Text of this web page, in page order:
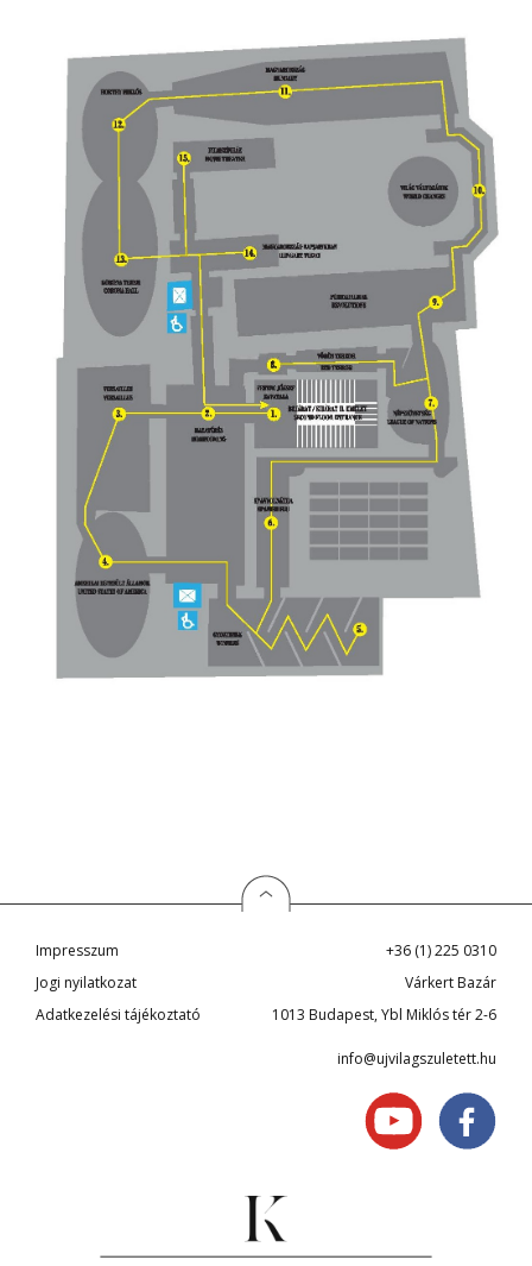
Impresszum
Jogi nyilatkozat
Adatkezelési tájékoztató
+36 (1) 225 0310
Várkert Bazár
1013 Budapest, Ybl Miklós tér 2-6
info@ujvilagszuletett.hu